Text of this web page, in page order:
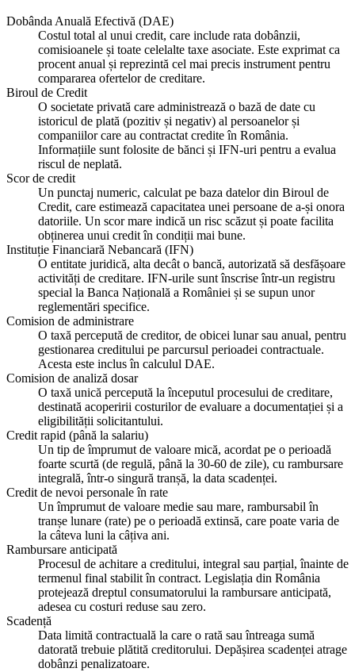
Dobânda Anuală Efectivă (DAE)
Costul total al unui credit, care include rata dobânzii,
comisioanele și toate celelalte taxe asociate. Este exprimat ca
procent anual și reprezintă cel mai precis instrument pentru
compararea ofertelor de creditare.
Biroul de Credit
O societate privată care administrează o bază de date cu
istoricul de plată (pozitiv și negativ) al persoanelor și
companiilor care au contractat credite în România.
Informațiile sunt folosite de bănci și IFN-uri pentru a evalua
riscul de neplată.
Scor de credit
Un punctaj numeric, calculat pe baza datelor din Biroul de
Credit, care estimează capacitatea unei persoane de a-și onora
datoriile. Un scor mare indică un risc scăzut și poate facilita
obținerea unui credit în condiții mai bune.
Instituție Financiară Nebancară (IFN)
O entitate juridică, alta decât o bancă, autorizată să desfășoare
activități de creditare. IFN-urile sunt înscrise într-un registru
special la Banca Națională a României și se supun unor
reglementări specifice.
Comision de administrare
O taxă percepută de creditor, de obicei lunar sau anual, pentru
gestionarea creditului pe parcursul perioadei contractuale.
Acesta este inclus în calculul DAE.
Comision de analiză dosar
O taxă unică percepută la începutul procesului de creditare,
destinată acoperirii costurilor de evaluare a documentației și a
eligibilității solicitantului.
Credit rapid (până la salariu)
Un tip de împrumut de valoare mică, acordat pe o perioadă
foarte scurtă (de regulă, până la 30-60 de zile), cu rambursare
integrală, într-o singură tranșă, la data scadenței.
Credit de nevoi personale în rate
Un împrumut de valoare medie sau mare, rambursabil în
tranșe lunare (rate) pe o perioadă extinsă, care poate varia de
la câteva luni la câțiva ani.
Rambursare anticipată
Procesul de achitare a creditului, integral sau parțial, înainte de
termenul final stabilit în contract. Legislația din România
protejează dreptul consumatorului la rambursare anticipată,
adesea cu costuri reduse sau zero.
Scadență
Data limită contractuală la care o rată sau întreaga sumă
datorată trebuie plătită creditorului. Depășirea scadenței atrage
dobânzi penalizatoare.